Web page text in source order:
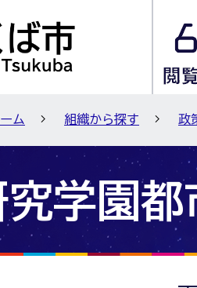
ム 組織から探す 政
学園都